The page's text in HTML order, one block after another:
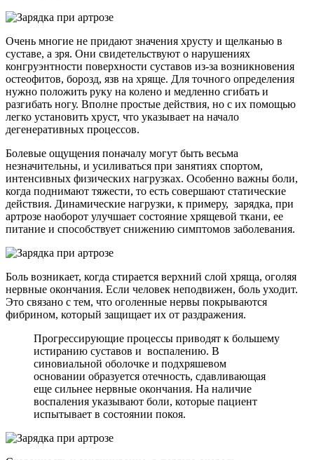
Очень многие не придают значения хрусту и щелканью в
суставе, а зря. Они свидетельствуют о нарушениях
конгруэнтности поверхности суставов из-за возникновения
остеофитов, борозд, язв на хряще. Для точного определения
нужно положить руку на колено и медленно сгибать и
разгибать ногу. Вполне простые действия, но с их помощью
легко установить хруст, что указывает на начало
дегенеративных процессов.
Болевые ощущения поначалу могут быть весьма
незначительны, и усиливаться при занятиях спортом,
интенсивных физических нагрузках. Особенно важны боли,
когда поднимают тяжести, то есть совершают статические
действия. Динамические нагрузки, к примеру, зарядка, при
артрозе наоборот улучшает состояние хрящевой ткани, ее
питание и способствует снижению симптомов заболевания.
Боль возникает, когда стирается верхний слой хряща, оголяя
нервные окончания. Если человек неподвижен, боль уходит.
Это связано с тем, что оголенные нервы покрываются
фибрином, который защищает их от раздражения.
Прогрессирующие процессы приводят к большему
истиранию суставов и воспалению. В
синовиальной оболочке и подхряшевом
основании образуется отечность, сдавливающая
еще сильнее нервные окончания. На наличие
воспаления указывают боли, которые пациент
испытывает в состоянии покоя.